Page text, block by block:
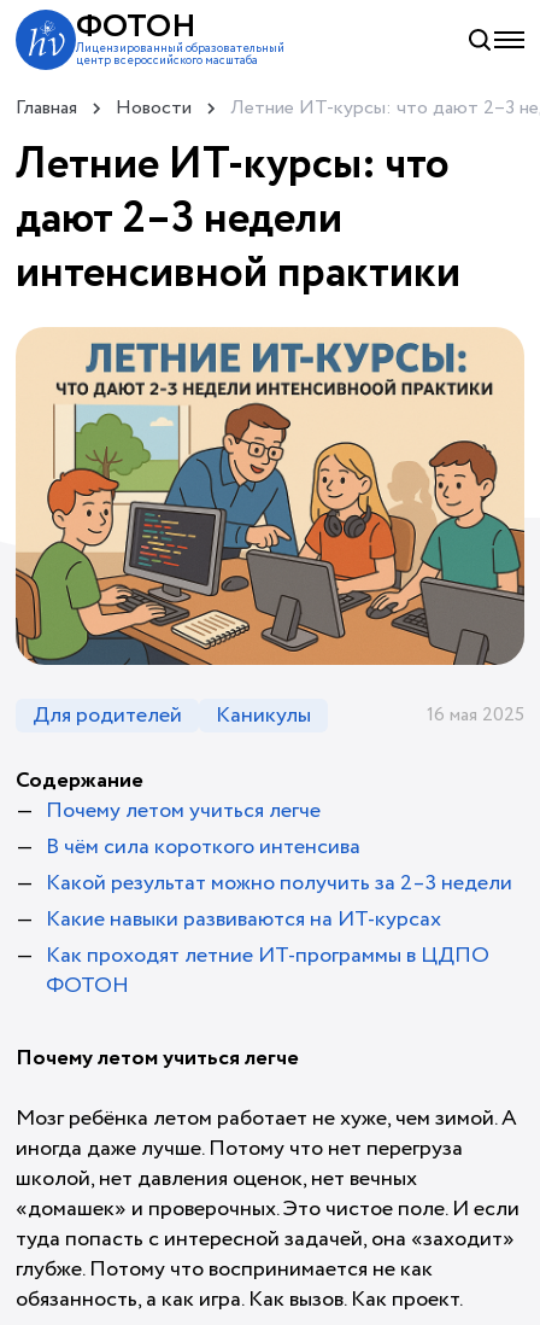
ФОТОН
Лицензированный образовательный
центр всероссийского масштаба
Главная Новости Летние ИТ-курсы: что дают 2–3
Летние ИТ-курсы: что
дают 2–3 недели
интенсивной практики
Для родителей Каникулы 16 мая 2025
Содержание
Почему летом учиться легче
В чём сила короткого интенсива
Какой результат можно получить за 2–3 недели
Какие навыки развиваются на ИТ-курсах
Как проходят летние ИТ-программы в ЦДПО
ФОТОН
Почему летом учиться легче
Мозг ребёнка летом работает не хуже, чем зимой. А
иногда даже лучше. Потому что нет перегруза
школой, нет давления оценок, нет вечных
«домашек» и проверочных. Это чистое поле. И если
туда попасть с интересной задачей, она «заходит»
глубже. Потому что воспринимается не как
обязанность, а как игра. Как вызов. Как проект.